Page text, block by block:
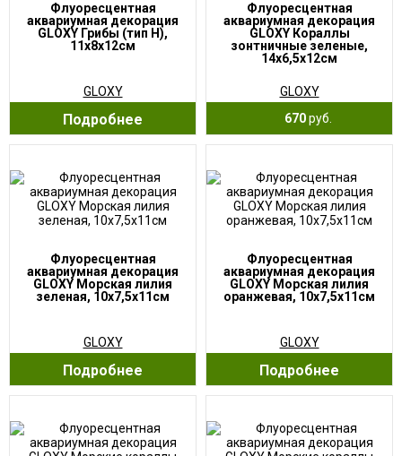
Флуоресцентная
аквариумная декорация
GLOXY Грибы (тип Н),
11х8х12см
GLOXY
Подробнее
Флуоресцентная
аквариумная декорация
GLOXY Кораллы
зонтничные зеленые,
14х6,5х12см
GLOXY
670руб.
Флуоресцентная
аквариумная декорация
GLOXY Морская лилия
зеленая, 10х7,5х11см
GLOXY
Подробнее
Флуоресцентная
аквариумная декорация
GLOXY Морская лилия
оранжевая, 10х7,5х11см
GLOXY
Подробнее